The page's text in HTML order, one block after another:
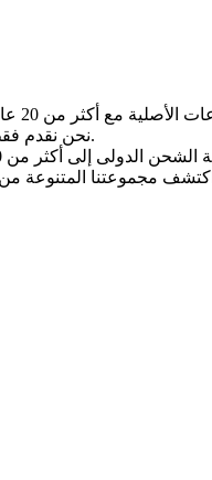
نحن نقدممن أرقى العلامات التجاریة العالمیة.
اکتشف مجموعتنا المتنوعة من